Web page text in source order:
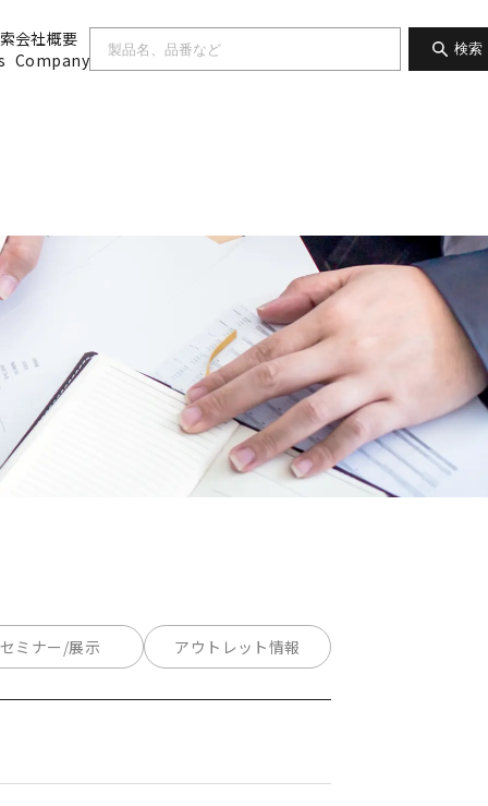
会社概要
Company
検索
セミナー/展示 アウトレット情報